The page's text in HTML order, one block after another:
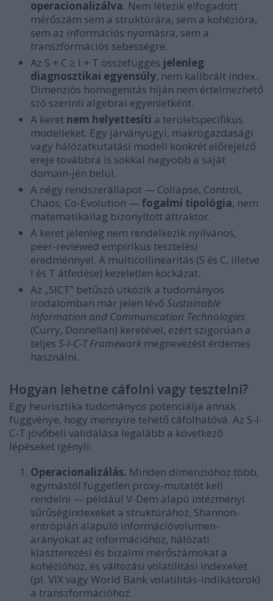
operacionalizálva. Nem létezik elfogadott
mérőszám sem a struktúrára, sem a kohézióra,
sem az információs nyomásra, sem a
transzformációs sebességre.
Az S + C ≥ I + T összefüggés jelenleg
diagnosztikai egyensúly, nem kalibrált index.
Dimenziós homogenitás híján nem értelmezhető
szó szerinti algebrai egyenletként.
A keret nem helyettesíti a területspecifikus
modelleket. Egy járványügyi, makrogazdasági
vagy hálózatkutatási modell konkrét előrejelző
ereje továbbra is sokkal nagyobb a saját
domain-jén belül.
A négy rendszerállapot — Collapse, Control,
Chaos, Co-Evolution — fogalmi tipológia, nem
matematikailag bizonyított attraktor.
A keret jelenleg nem rendelkezik nyilvános,
peer-reviewed empirikus tesztelési
eredménnyel. A multicollinearitás (S és C, illetve
I és T átfedése) kezeletlen kockázat.
Az „SICT” betűszó ütközik a tudományos
irodalomban már jelen lévő Sustainable
Information and Communication Technologies
(Curry, Donnellan) keretével, ezért szigorúan a
teljes S-I-C-T Framework megnevezést érdemes
használni.
Hogyan lehetne cáfolni vagy tesztelni?
Egy heurisztika tudományos potenciálja annak
függvénye, hogy mennyire tehető cáfolhatóvá. Az S-I-
C-T jövőbeli validálása legalább a következő
lépéseket igényli:
Operacionalizálás. Minden dimenzióhoz több,
egymástól független proxy-mutatót kell
rendelni — például V-Dem alapú intézményi
sűrűségindexeket a struktúrához, Shannon-
entrópián alapuló információvolumen-
arányokat az információhoz, hálózati
klaszterezési és bizalmi mérőszámokat a
kohézióhoz, és változási volatilitási indexeket
(pl. VIX vagy World Bank volatilitás-indikátorok)
a transzformációhoz.